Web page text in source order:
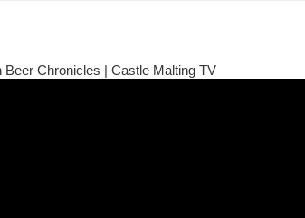
Beer Chronicles | Castle Malting TV